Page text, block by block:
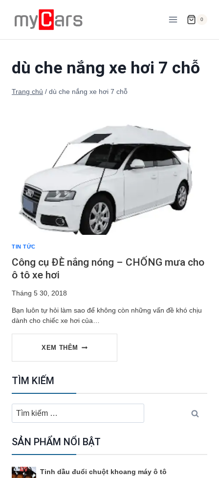
content
0
dù che nắng xe hơi 7 chỗ
Trang chủ / dù che nắng xe hơi 7 chỗ
TIN TỨC
Công cụ ĐÈ nắng nóng – CHỐNG mưa cho
ô tô xe hơi
Tháng 5 30, 2018
Bạn luôn tự hỏi làm sao để không còn những vấn đề khó chịu
dành cho chiếc xe hơi của…
XEM THÊM CÔNG
NÓNG
TÌM KIẾM
Tìm
kiếm
SẢN PHẨM NỔI BẬT
Tinh dầu đuổi chuột khoang máy ô tô